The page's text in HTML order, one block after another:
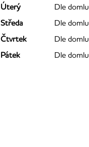
Úterý
Dle
Středa
Dle
Čtvrtek
Dle
Pátek
Dle